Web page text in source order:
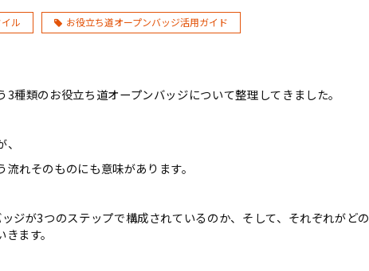
ル お役立ち道オープンバッジ活用ガイド
3種類のお役立ち道オープンバッジについて整理してきました。
流れそのものにも意味があります。
ジが3つのステップで構成されているのか、そして、それぞれがどの
ます。